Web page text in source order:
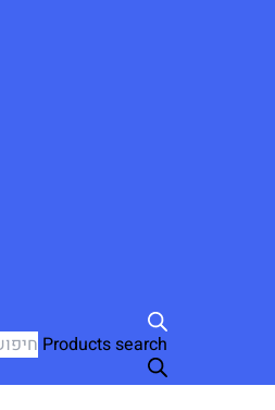
Products search